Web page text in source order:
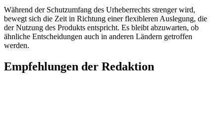
Während der Schutzumfang des Urheberrechts strenger wird,
bewegt sich die Zeit in Richtung einer flexibleren Auslegung, die
der Nutzung des Produkts entspricht. Es bleibt abzuwarten, ob
ähnliche Entscheidungen auch in anderen Ländern getroffen
werden.
Empfehlungen der Redaktion